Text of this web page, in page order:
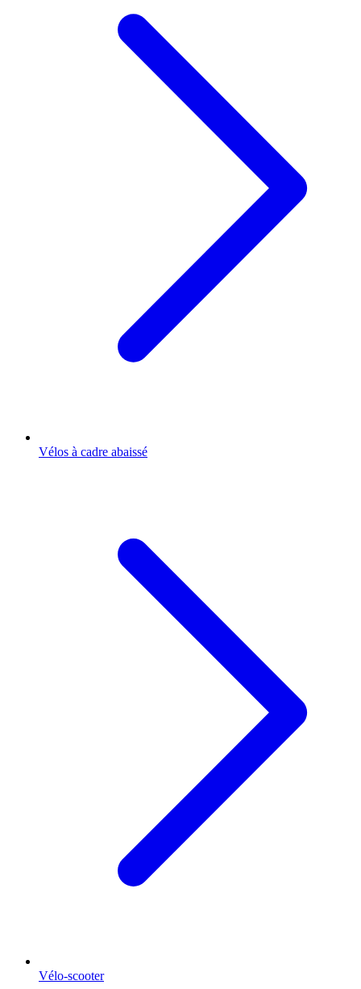
Vélos à cadre abaissé
Vélo-scooter